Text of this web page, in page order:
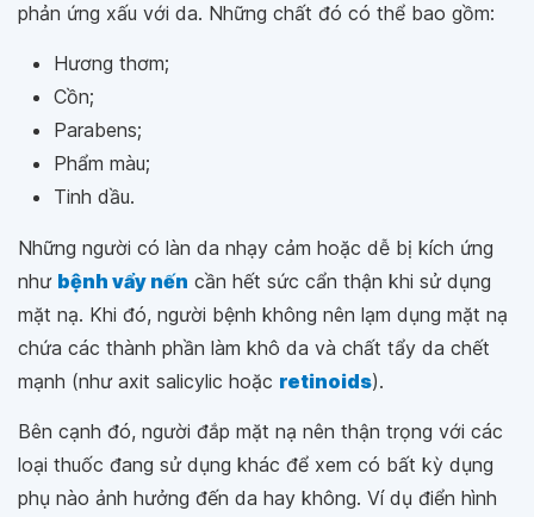
phản ứng xấu với da. Những chất đó có thể bao gồm:
Hương thơm;
Cồn;
Parabens;
Phẩm màu;
Tinh dầu.
Những người có làn da nhạy cảm hoặc dễ bị kích ứng
như bệnh vẩy nến cần hết sức cẩn thận khi sử dụng
mặt nạ. Khi đó, người bệnh không nên lạm dụng mặt nạ
chứa các thành phần làm khô da và chất tẩy da chết
mạnh (như axit salicylic hoặc retinoids).
Bên cạnh đó, người đắp mặt nạ nên thận trọng với các
loại thuốc đang sử dụng khác để xem có bất kỳ dụng
phụ nào ảnh hưởng đến da hay không. Ví dụ điển hình